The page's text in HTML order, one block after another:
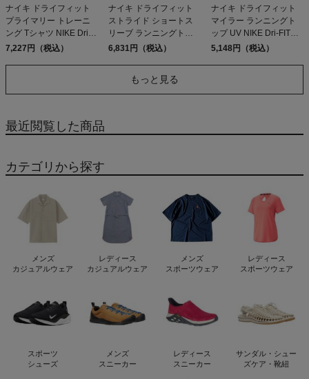
ナイキ ドライフィット
プライマリー トレーニ
ング Tシャツ NIKE Dri-
FIT Primary Training T-
7,227円（税込）
ナイキ ドライフィット
ストライド ショートス
リーブ ランニングトッ
プ ADV NIKE Dri-FIT
6,831円（税込）
ナイキ ドライフィット
マイラー ランニングト
ップ UV NIKE Dri-FIT
Miler Running Top
5,148円（税込）
もっと見る
最近閲覧した商品
カテゴリから探す
メンズ
カジュアルウェア
レディース
カジュアルウェア
メンズ
スポーツウェア
レディース
スポーツウェア
スポーツ
シューズ
メンズ
スニーカー
レディース
スニーカー
サンダル・シュー
ズケア・靴紐